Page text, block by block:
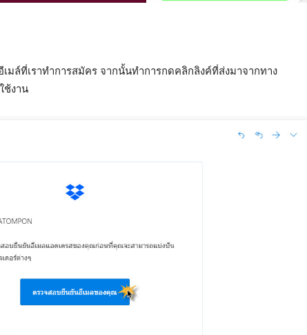
มล์ที่เราทำการสมัคร จากนั้นทำการกดคลิกลิงค์ที่ส่งมาจากทาง
ช้งาน